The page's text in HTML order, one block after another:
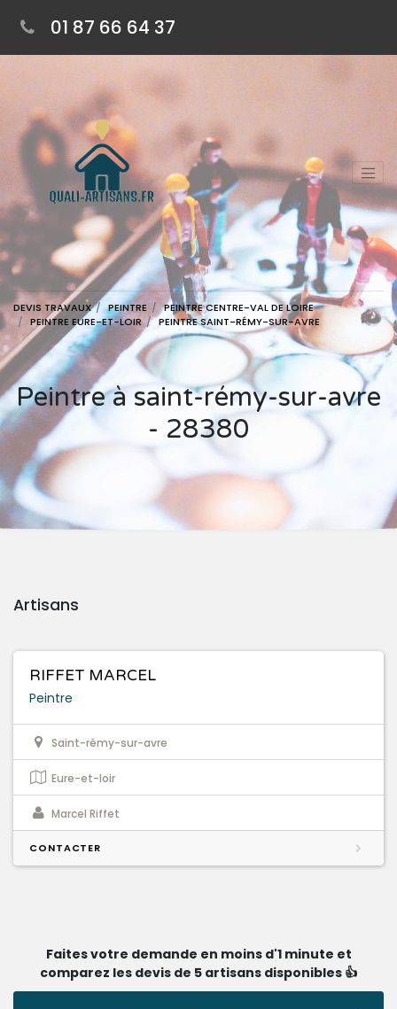
01 87 66 64 37
DEVIS TRAVAUX PEINTRE
PEINTRE CENTRE-VAL DE LOIRE
PEINTRE EURE-ET-LOIR
PEINTRE SAINT-RÉMY-SUR-AVRE
Peintre à saint-rémy-sur-avre
- 28380
Artisans
RIFFET MARCEL
Peintre
Saint-rémy-sur-avre
Eure-et-loir
Marcel Riffet
CONTACTER
Faites votre demande en moins d'1 minute et
comparez les devis de 5 artisans disponibles 👍